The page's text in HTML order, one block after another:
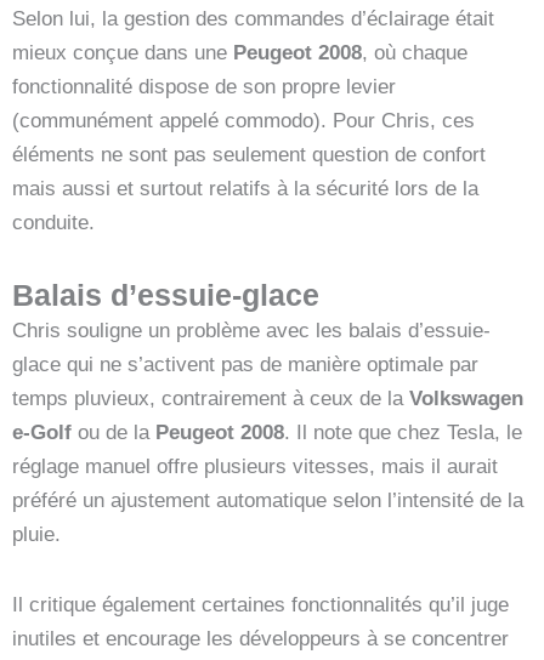
Selon lui, la gestion des commandes d’éclairage était
mieux conçue dans une Peugeot 2008, où chaque
fonctionnalité dispose de son propre levier
(communément appelé commodo). Pour Chris, ces
éléments ne sont pas seulement question de confort
mais aussi et surtout relatifs à la sécurité lors de la
conduite.
Balais d’essuie-glace
Chris souligne un problème avec les balais d’essuie-
glace qui ne s’activent pas de manière optimale par
temps pluvieux, contrairement à ceux de la Volkswagen
e-Golf ou de la Peugeot 2008. Il note que chez Tesla, le
réglage manuel offre plusieurs vitesses, mais il aurait
préféré un ajustement automatique selon l’intensité de la
pluie.
Il critique également certaines fonctionnalités qu’il juge
inutiles et encourage les développeurs à se concentrer